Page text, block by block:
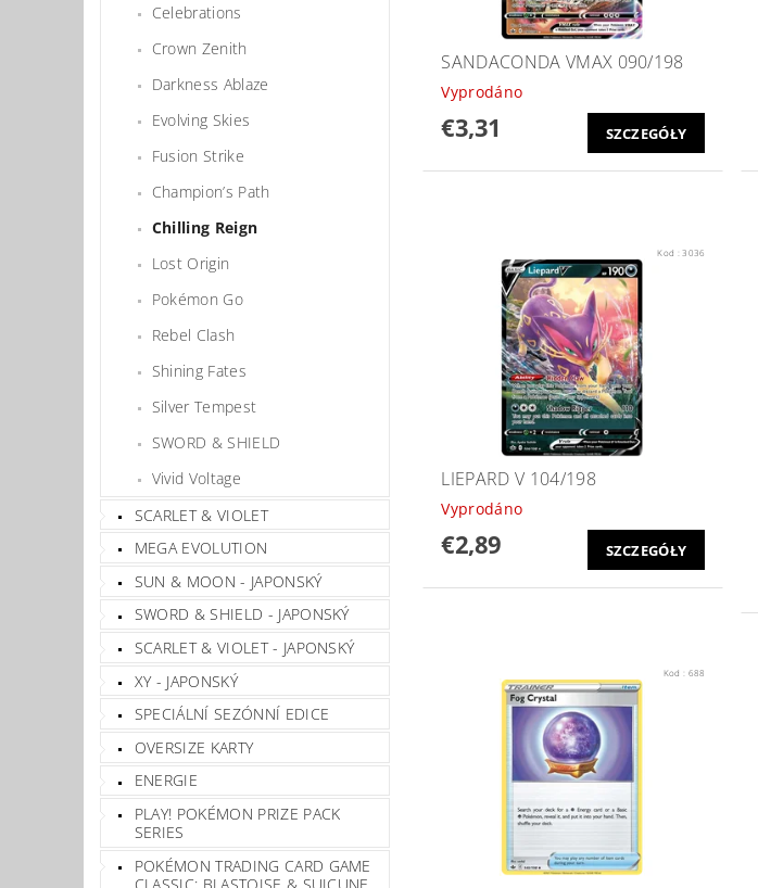
Celebrations
Crown Zenith
Darkness Ablaze
Evolving Skies
Fusion Strike
Champion’s Path
Chilling Reign
Lost Origin
Pokémon Go
Rebel Clash
Shining Fates
Silver Tempest
SWORD & SHIELD
Vivid Voltage
SCARLET & VIOLET
MEGA EVOLUTION
SUN & MOON - JAPONSKÝ
SWORD & SHIELD - JAPONSKÝ
SCARLET & VIOLET - JAPONSKÝ
XY - JAPONSKÝ
SPECIÁLNÍ SEZÓNNÍ EDICE
OVERSIZE KARTY
ENERGIE
PLAY! POKÉMON PRIZE PACK
SERIES
POKÉMON TRADING CARD GAME
CLASSIC: BLASTOISE & SUICUNE
SANDACONDA VMAX 090/198
Vyprodáno
€3,31 SZCZEGÓŁY
Kod :3036
LIEPARD V 104/198
Vyprodáno
€2,89 SZCZEGÓŁY
Kod : 688